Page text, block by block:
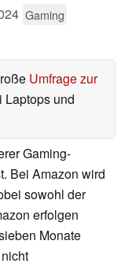
Gaming
Umfrage zur
und
Gaming-
Bei Amazon wird
sowohl der
erfolgen
Monate